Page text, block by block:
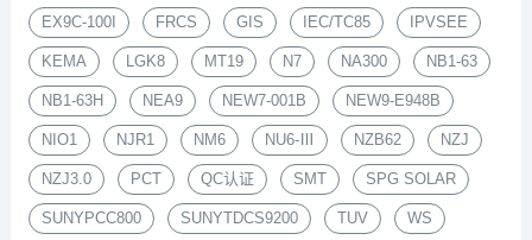
EX9C-100I FRCS GIS IEC/TC85 IPVSEE
KEMA LGK8 MT19 N7 NA300 NB1-63
NB1-63H NEA9 NEW7-001B NEW9-E948B
NIO1 NJR1 NM6 NU6-Ⅲ NZB62 NZJ
NZJ3.0 PCT QC认证 SMT SPG SOLAR
SUNYPCC800 SUNYTDCS9200 TUV WS